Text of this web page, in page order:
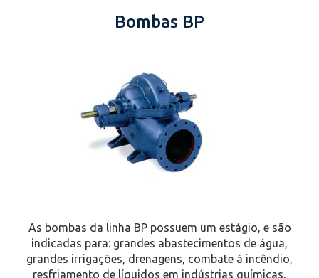
Bombas BP
As bombas da linha BP possuem um estágio, e são
indicadas para: grandes abastecimentos de água,
grandes irrigações, drenagens, combate à incêndio,
resfriamento de líquidos em indústrias químicas,